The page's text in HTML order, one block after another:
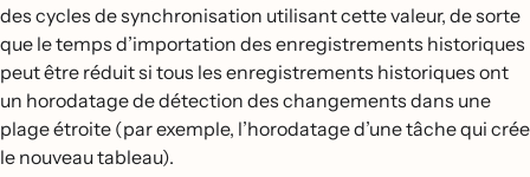
des cycles de synchronisation utilisant cette valeur, de sorte
que le temps d’importation des enregistrements historiques
peut être réduit si tous les enregistrements historiques ont
un horodatage de détection des changements dans une
plage étroite (par exemple, l’horodatage d’une tâche qui crée
le nouveau tableau).